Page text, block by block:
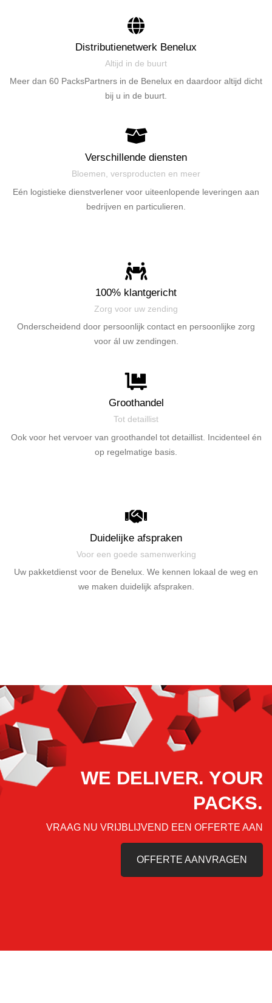
Distributienetwerk Benelux
Altijd in de buurt
Meer dan 60 PacksPartners in de Benelux en daardoor altijd dicht
bij u in de buurt.
Verschillende diensten
Bloemen, versproducten en meer
Eén logistieke dienstverlener voor uiteenlopende leveringen aan
bedrijven en particulieren.
100% klantgericht
Zorg voor uw zending
Onderscheidend door persoonlijk contact en persoonlijke zorg
voor ál uw zendingen.
Groothandel
Tot detaillist
Ook voor het vervoer van groothandel tot detaillist. Incidenteel én
op regelmatige basis.
Duidelijke afspraken
Voor een goede samenwerking
Uw pakketdienst voor de Benelux. We kennen lokaal de weg en
we maken duidelijk afspraken.
WE DELIVER. YOUR
PACKS.
VRAAG NU VRIJBLIJVEND EEN OFFERTE AAN
OFFERTE AANVRAGEN